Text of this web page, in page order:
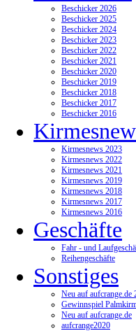
Beschicker 2026
Beschicker 2025
Beschicker 2024
Beschicker 2023
Beschicker 2022
Beschicker 2021
Beschicker 2020
Beschicker 2019
Beschicker 2018
Beschicker 2017
Beschicker 2016
Kirmesnews 2023
Kirmesnews 2022
Kirmesnews 2021
Kirmesnews 2019
Kirmesnews 2018
Kirmesnews 2017
Kirmesnews 2016
Geschäfte
Fahr - und
Reihengeschäfte
Sonstiges
Neu auf aufcrange.de
Gewinnspiel
Neu auf aufcrange.de
aufcrange2020